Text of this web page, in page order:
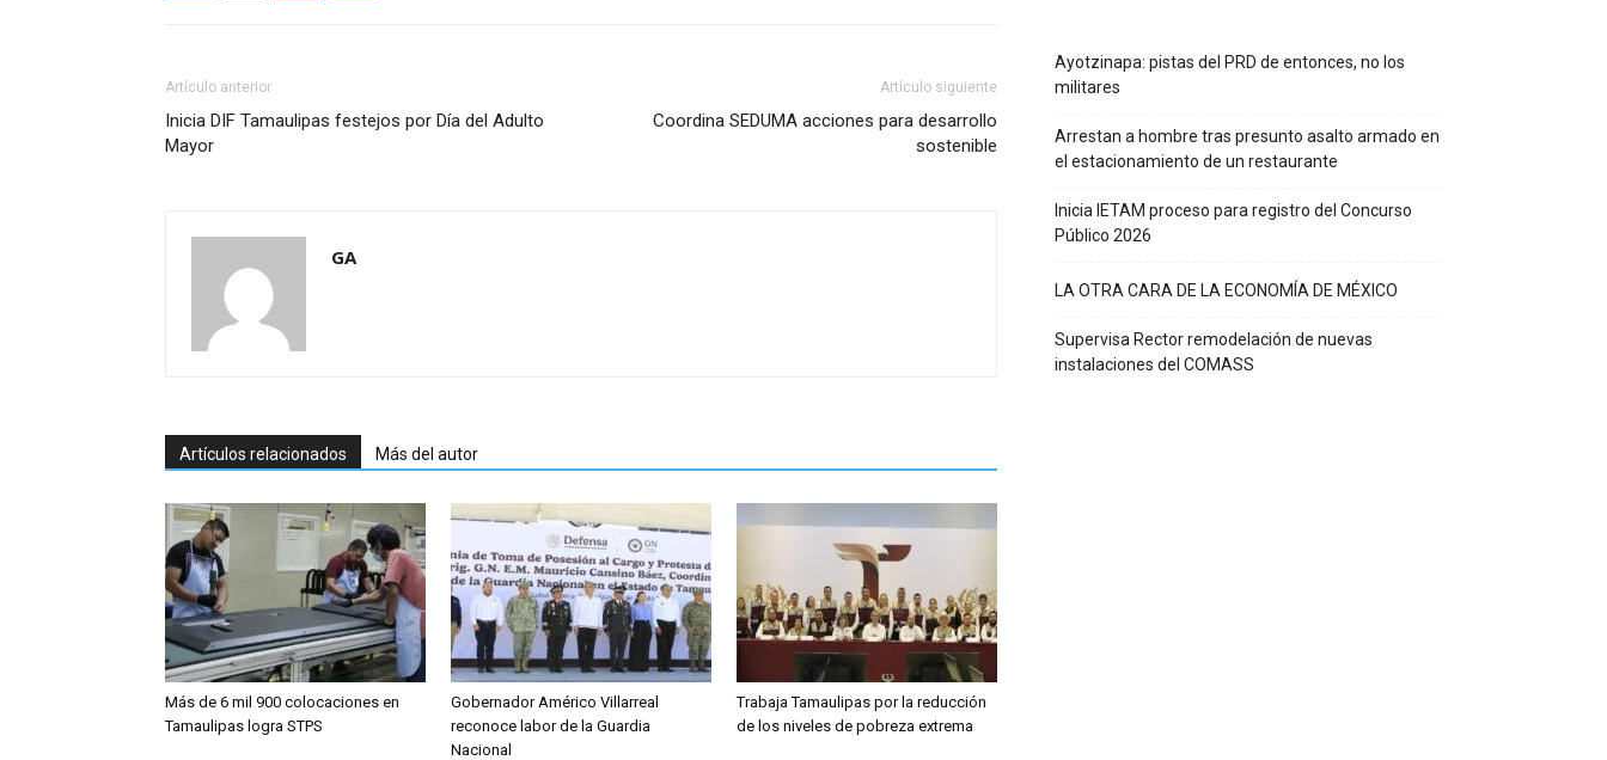
Artículo anterior
Inicia DIF Tamaulipas festejos por Día del Adulto
Mayor
Artículo siguiente
Coordina SEDUMA acciones para desarrollo
sostenible
GA
Artículos relacionados Más del autor
Más de 6 mil 900 colocaciones en
Tamaulipas logra STPS
Gobernador Américo Villarreal
reconoce labor de la Guardia
Nacional
Trabaja Tamaulipas por la reducción
de los niveles de pobreza extrema
Ayotzinapa: pistas del PRD de entonces, no los
militares
Arrestan a hombre tras presunto asalto armado en
el estacionamiento de un restaurante
Inicia IETAM proceso para registro del Concurso
Público 2026
LA OTRA CARA DE LA ECONOMÍA DE MÉXICO
Supervisa Rector remodelación de nuevas
instalaciones del COMASS